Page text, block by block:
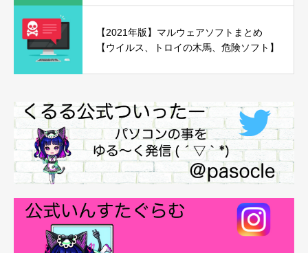
【2021年版】マルウェアソフトまとめ
【ウイルス、トロイの木馬、危険ソフト】